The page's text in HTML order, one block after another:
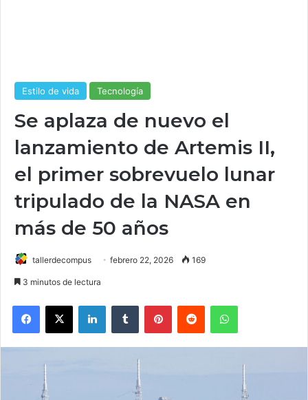
Estilo de vida Tecnología
Se aplaza de nuevo el
lanzamiento de Artemis II,
el primer sobrevuelo lunar
tripulado de la NASA en
más de 50 años
tallerdecompus febrero 22, 2026 169
3 minutos de lectura